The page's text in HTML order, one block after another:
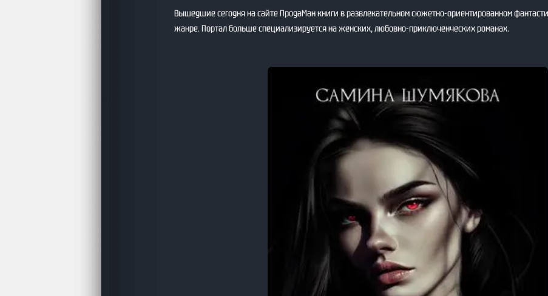
Вышедшие сегодня на сайте ПродаМан книги в развлекательном сюжетно-ориентированном
жанре. Портал больше специализируется на женских, любовно-приключенческих романах.